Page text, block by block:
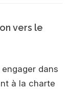
vers le
dans
à la charte